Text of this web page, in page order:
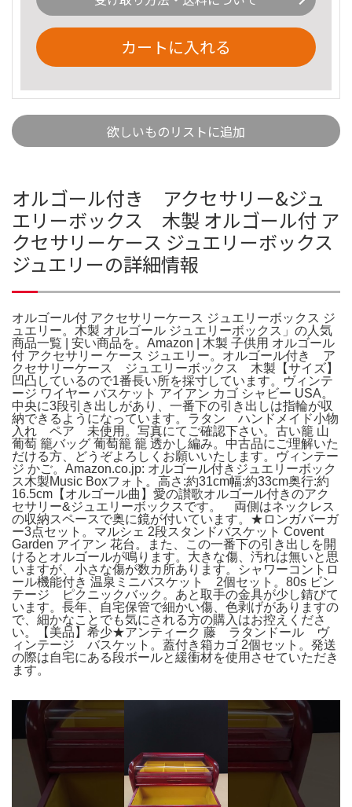
カートに入れる
欲しいものリストに追加
オルゴール付き アクセサリー&ジュ
エリーボックス 木製 オルゴール付 ア
クセサリーケース ジュエリーボックス
ジュエリーの詳細情報
オルゴール付 アクセサリーケース ジュエリーボックス ジ
ュエリー。木製 オルゴール ジュエリーボックス」の人気
商品一覧 | 安い商品を。Amazon | 木製 子供用 オルゴール
付 アクセサリー ケース ジュエリー。オルゴール付き ア
クセサリーケース ジュエリーボックス 木製【サイズ】
凹凸しているので1番長い所を採寸しています。ヴィンテ
ージ ワイヤー バスケット アイアン カゴ シャビー USA。
中央に3段引き出しがあり、一番下の引き出しは指輪が収
納できるようになっています。ラタン ハンドメイド小物
入れ ペア 未使用。写真にてご確認下さい。古い籠 山
葡萄 籠バッグ 葡萄籠 籠 透かし編み。中古品にご理解いた
だける方、どうぞよろしくお願いいたします。ヴィンテー
ジ かご。Amazon.co.jp: オルゴール付きジュエリーボック
ス木製Music Boxフォト。高さ:約31cm幅:約33cm奥行:約
16.5cm【オルゴール曲】愛の讃歌オルゴール付きのアク
セサリー&ジュエリーボックスです。 両側はネックレス
の収納スペースで奥に鏡が付いています。★ロンガバーガ
ー3点セット。マルシェ 2段スタンドバスケット Covent
Garden アイアン 花台。また、この一番下の引き出しを開
けるとオルゴールが鳴ります。大きな傷、汚れは無いと思
いますが、小さな傷が数カ所あります。シャワーコントロ
ール機能付き 温泉ミニバスケット 2個セット。80s ビン
テージ ピクニックバック。あと取手の金具が少し錆びて
います。長年、自宅保管で細かい傷、色剥げがありますの
で、細かなことでも気にされる方の購入はお控えくださ
い。【美品】希少★アンティーク 藤 ラタンドール ヴ
ィンテージ バスケット。蓋付き箱カゴ 2個セット。発送
の際は自宅にある段ボールと緩衝材を使用させていただき
ます。